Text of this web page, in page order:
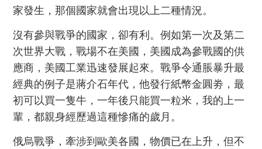
家發生，那個國家就會出現以上二種情況。
沒有參與戰爭的國家，卻有利。例如第一次及第二
次世界大戰，戰場不在美國，美國成為參戰國的供
應商，美國工業迅速發展起來。戰爭令通脹暴升最
經典的例子是蔣介石年代，他發行紙幣金圓劵，最
初可以買一隻牛，一年後只能買一粒米，我的上一
輩，都親身經歷過這種慘痛的歲月。
俄烏戰爭，牽涉到歐美各國，物價已在上升，但不